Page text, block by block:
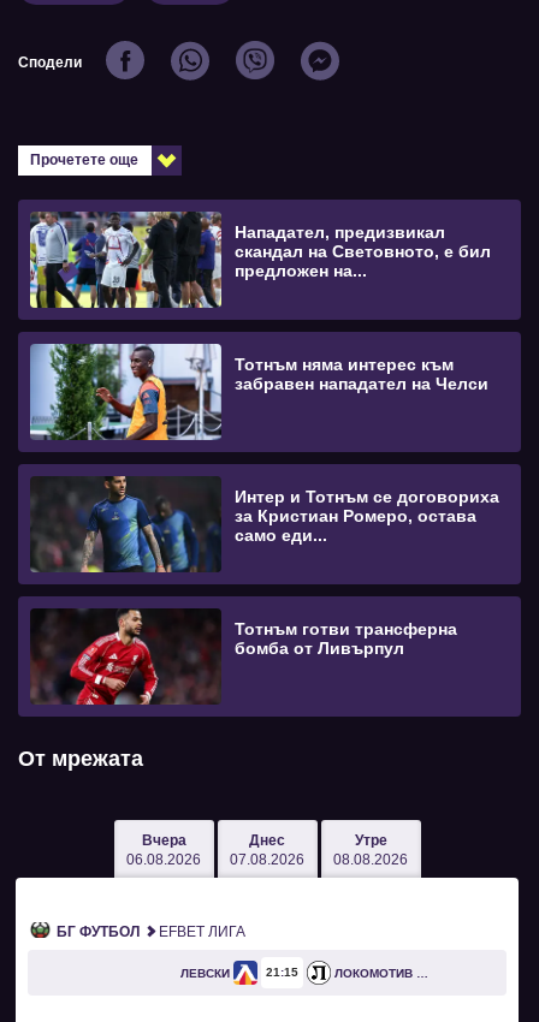
Сподели
Прочетете още
Нападател, предизвикал
скандал на Световното, е бил
предложен на...
Тотнъм няма интерес към
забравен нападател на Челси
Интер и Тотнъм се договориха
за Кристиан Ромеро, остава
само еди...
Тотнъм готви трансферна
бомба от Ливърпул
От мрежата
Вчера
06.08.2026
Днес
07.08.2026
Утре
08.08.2026
БГ ФУТБОЛ EFBET ЛИГА
ЛЕВСКИ 21 15